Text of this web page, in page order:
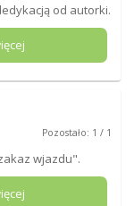
od autorki.
Pozostało: 1 / 1
wjazdu".